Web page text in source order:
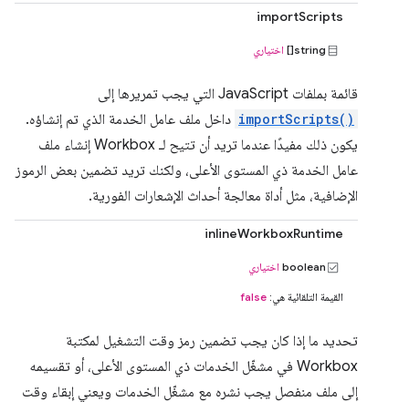
importScripts
string[] اختياري
قائمة بملفات JavaScript التي يجب تمريرها إلى
importScripts() داخل ملف عامل الخدمة الذي تم إنشاؤه.
يكون ذلك مفيدًا عندما تريد أن تتيح لـ Workbox إنشاء ملف
عامل الخدمة ذي المستوى الأعلى، ولكنك تريد تضمين بعض الرموز
الإضافية، مثل أداة معالجة أحداث الإشعارات الفورية.
inlineWorkboxRuntime
boolean اختياري
القيمة التلقائية هي: false
تحديد ما إذا كان يجب تضمين رمز وقت التشغيل لمكتبة
Workbox في مشغّل الخدمات ذي المستوى الأعلى، أو تقسيمه
إلى ملف منفصل يجب نشره مع مشغّل الخدمات ويعني إبقاء وقت